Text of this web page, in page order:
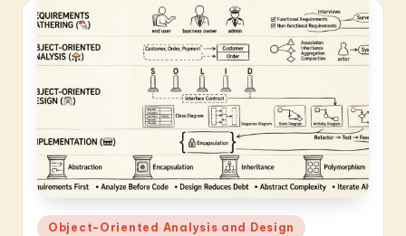
Posted
Object-Oriented Analysis and Design